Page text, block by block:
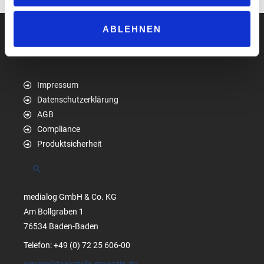
ABLEHNEN
Impressum
Datenschutzerklärung
AGB
Compliance
Produktsicherheit
Suchen
medialog GmbH & Co. KG
Am Bollgraben 1
76534 Baden-Baden
Telefon: +49 (0) 72 25 606-00